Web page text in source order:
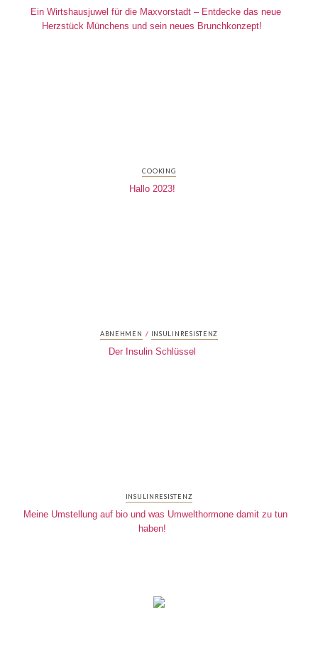
Ein Wirtshausjuwel für die Maxvorstadt – Entdecke das neue
Herzstück Münchens und sein neues Brunchkonzept!
COOKING
Hallo 2023!
ABNEHMEN / INSULINRESISTENZ
Der Insulin Schlüssel
INSULINRESISTENZ
Meine Umstellung auf bio und was Umwelthormone damit zu tun
haben!